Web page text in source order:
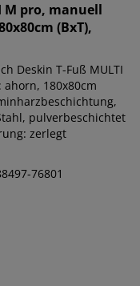
M pro, manuell
(BxT),
Deskin T-Fuß MULTI
ahorn, 180x80cm
pulverbeschichtet
zerlegt
76801